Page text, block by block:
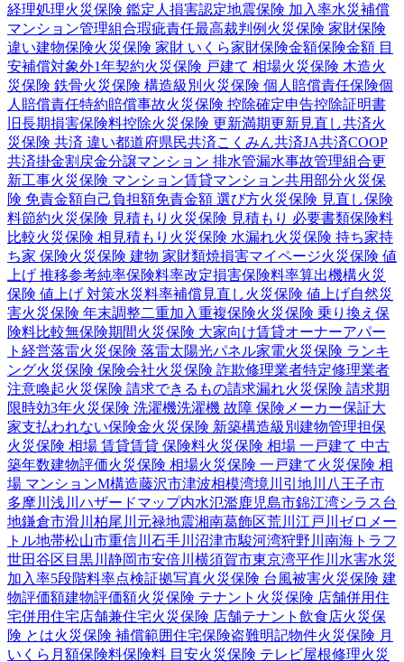
経理処理火災保険 鑑定人 損害認定地震保険 加入率水災補償
マンション管理組合瑕疵責任最高裁判例 火災保険 家財保険
違い建物保険火災保険 家財 いくら家財保険金額保険金額 目
安補償対象外1年契約火災保険 戸建て 相場火災保険 木造火
災保険 鉄骨火災保険 構造級別 火災保険 個人賠償責任保険個
人賠償責任特約賠償事故火災保険 控除確定申告控除証明書
旧長期損害保険料控除火災保険 更新満期更新見直し共済火
災保険 共済 違い都道府県民共済こくみん共済JA共済COOP
共済掛金割戻金分譲マンション 排水管漏水事故管理組合更
新工事火災保険 マンション賃貸マンション共用部分火災保
険 免責金額自己負担額免責金額 選び方火災保険 見直し保険
料節約火災保険 見積もり 火災保険 見積もり 必要書類保険料
比較火災保険 相見積もり 火災保険 水漏れ火災保険 持ち家持
ち家 保険火災保険 建物 家財類焼損害マイページ火災保険 値
上げ 推移参考純率保険料率改定損害保険料率算出機構火災
保険 値上げ 対策水災料率補償見直し火災保険 値上げ自然災
害火災保険 年末調整二重加入重複保険火災保険 乗り換え 保
険料比較無保険期間火災保険 大家向け賃貸オーナーアパー
ト経営落雷火災保険 落雷太陽光パネル家電火災保険 ランキ
ング火災保険 保険会社火災保険 詐欺修理業者特定修理業者
注意喚起火災保険 請求できるもの請求漏れ火災保険 請求期
限時効3年火災保険 洗濯機洗濯機 故障 保険 メーカー保証大
家支払われない保険金火災保険 新築構造級別 建物管理担保
火災保険 相場 賃貸賃貸 保険料火災保険 相場 一戸建て 中古
築年数建物評価火災保険 相場火災保険 一戸建て火災保険 相
場 マンションM構造藤沢市津波相模湾境川 引地川
八王子市
多摩川 浅川 ハザードマップ内水氾濫鹿児島市錦江湾シラス台
地鎌倉市滑川 柏尾川 元禄地震湘南葛飾区荒川 江戸川 ゼロメー
トル地帯松山市重信川 石手川 沼津市駿河湾狩野川 南海トラフ
世田谷区 目黒川 静岡市安倍川 横須賀市東京湾平作川 水害水災
加入率5段階料率点検証拠写真火災保険 台風被害火災保険 建
物評価額建物評価額火災保険 テナント 火災保険 店舗併用住
宅併用住宅店舗兼住宅火災保険 店舗テナント 飲食店火災保
険 とは火災保険 補償範囲住宅保険盗難明記物件火災保険 月
いくら 月額保険料保険料 目安火災保険 テレビ屋根修理火災